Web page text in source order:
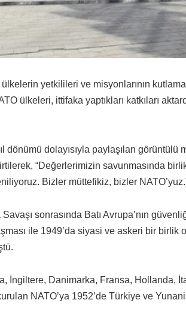
yetkilileri ve misyonlarının
ülkeleri, ittifaka yaptıkları katkıları
dönümü dolayısıyla paylaşılan
“Değerlerimizin savunmasında
Bizler müttefikiz, bizler
Savaşı sonrasında Batı Avrupa’nın
ile 1949’da siyasi ve askeri bir
İngiltere, Danimarka, Fransa, Hollanda,
NATO’ya 1952’de Türkiye ve